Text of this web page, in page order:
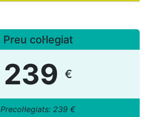
Preu col·legiat
239 €
​Precol·legiats: 239 €